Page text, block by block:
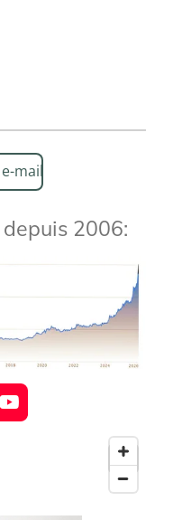
mail
2006:
Y
o